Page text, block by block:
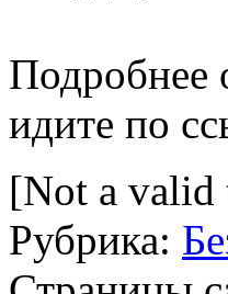
Подробнее
идите по
[Not a valid
Рубрика: